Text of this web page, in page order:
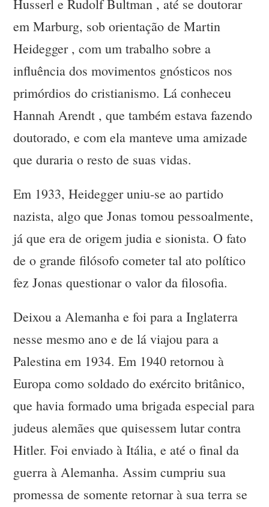
Husserl e Rudolf Bultman , até se doutorar
em Marburg, sob orientação de Martin
Heidegger , com um trabalho sobre a
influência dos movimentos gnósticos nos
primórdios do cristianismo. Lá conheceu
Hannah Arendt , que também estava fazendo
doutorado, e com ela manteve uma amizade
que duraria o resto de suas vidas.
Em 1933, Heidegger uniu-se ao partido
nazista, algo que Jonas tomou pessoalmente,
já que era de origem judia e sionista. O fato
de o grande filósofo cometer tal ato político
fez Jonas questionar o valor da filosofia.
Deixou a Alemanha e foi para a Inglaterra
nesse mesmo ano e de lá viajou para a
Palestina em 1934. Em 1940 retornou à
Europa como soldado do exército britânico,
que havia formado uma brigada especial para
judeus alemães que quisessem lutar contra
Hitler. Foi enviado à Itália, e até o final da
guerra à Alemanha. Assim cumpriu sua
promessa de somente retornar à sua terra se